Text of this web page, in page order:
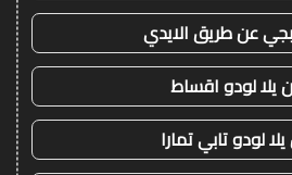
عن طريق الايدي
يلا لودو اقساط
لودو تابي تمارا